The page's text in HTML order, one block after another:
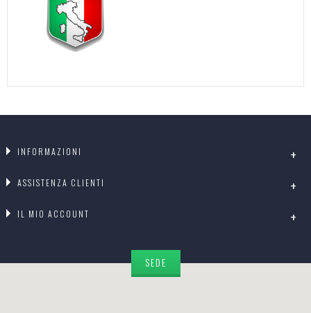
INFORMAZIONI
ASSISTENZA CLIENTI
IL MIO ACCOUNT
SEDE